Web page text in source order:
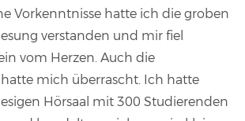
Vorkenntnisse hatte ich die groben
verstanden und mir fiel
vom Herzen. Auch die
mich überrascht. Ich hatte
Hörsaal mit 300 Studierenden